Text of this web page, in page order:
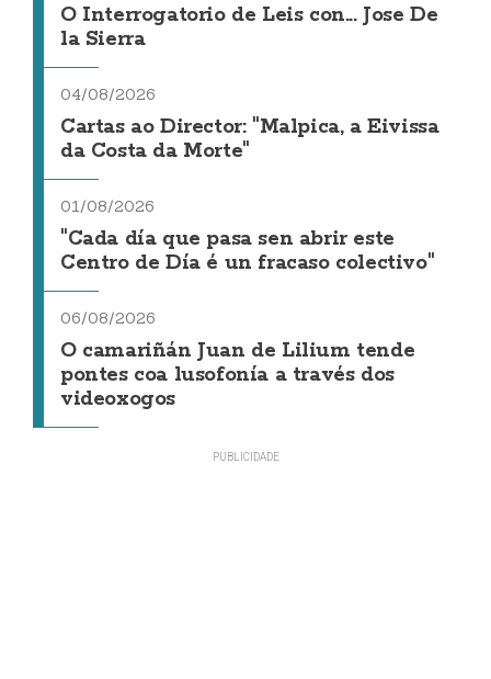
O Interrogatorio de Leis con... Jose De
la Sierra
04/08/2026
Cartas ao Director: "Malpica, a Eivissa
da Costa da Morte"
01/08/2026
"Cada día que pasa sen abrir este
Centro de Día é un fracaso colectivo"
06/08/2026
O camariñán Juan de Lilium tende
pontes coa lusofonía a través dos
videoxogos